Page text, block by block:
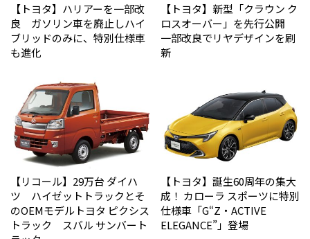
【トヨタ】ハリアーを一部改
良 ガソリン車を廃止しハイ
ブリッドのみに、特別仕様車
も進化
【トヨタ】新型「クラウン ク
ロスオーバー」を先行公開
一部改良でリヤデザインを刷
新
【リコール】29万台 ダイハ
ツ ハイゼットトラックとそ
のOEMモデルトヨタ ピクシス
トラック スバル サンバート
【トヨタ】誕生60周年の集大
成！ カローラ スポーツに特別
仕様車「G“Z・ACTIVE
ELEGANCE”」登場